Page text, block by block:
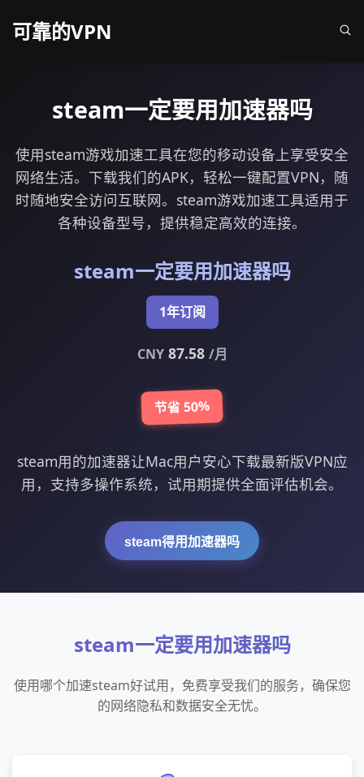
可靠的VPN
steam一定要用加速器吗
使用steam游戏加速工具在您的移动设备上享受安全
网络生活。下载我们的APK，轻松一键配置VPN，随
时随地安全访问互联网。steam游戏加速工具适用于
各种设备型号，提供稳定高效的连接。
steam一定要用加速器吗
1年订阅
CNY87.58 /月
节省 50%
steam用的加速器让Mac用户安心下载最新版VPN应
用，支持多操作系统，试用期提供全面评估机会。
steam得用加速器吗
steam一定要用加速器吗
使用哪个加速steam好试用，免费享受我们的服务，确保您
的网络隐私和数据安全无忧。